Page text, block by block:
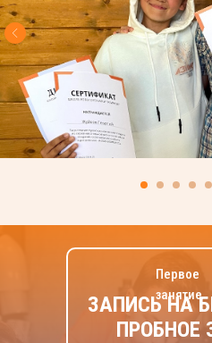
ЗАПИСЬ НА
ПРОБНОЕ
Первое
занятие